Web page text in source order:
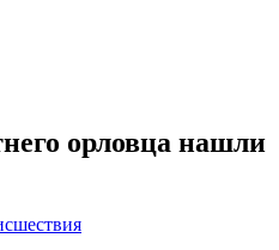
орловца нашли